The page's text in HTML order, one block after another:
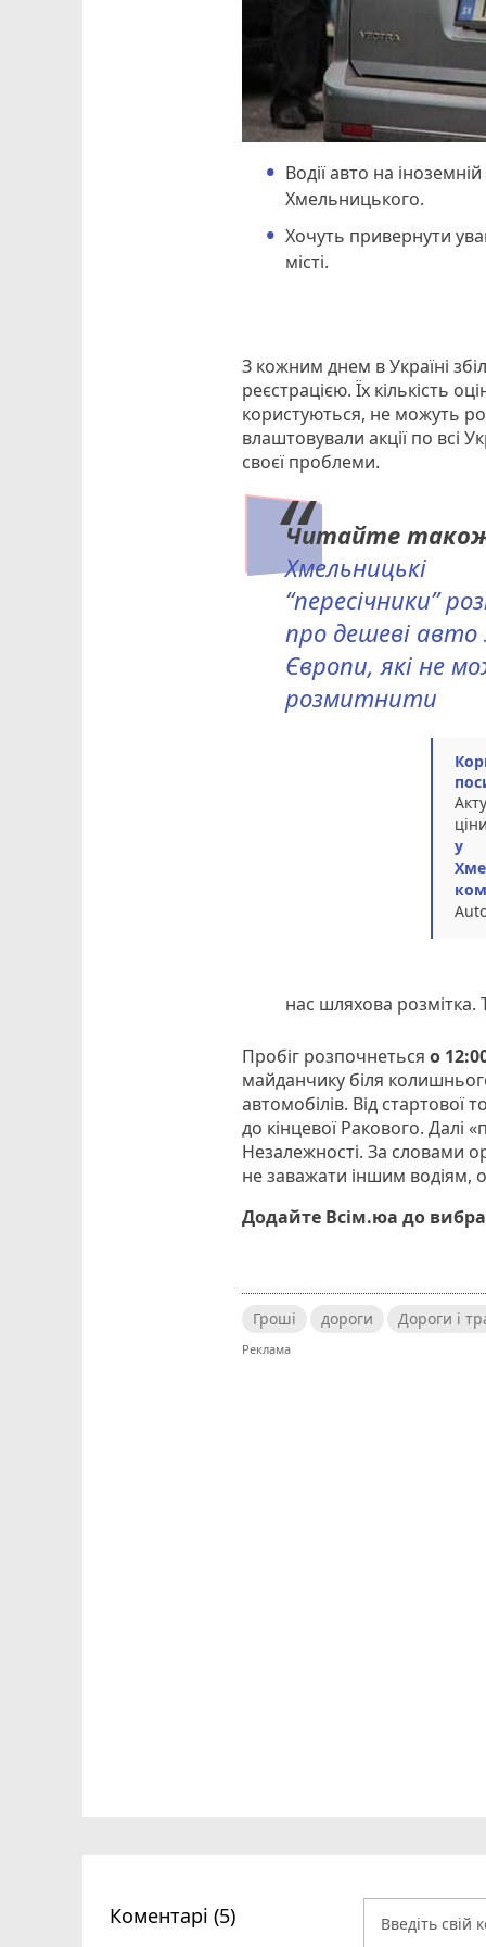
Водії авто на
Хмельницького.
Хочуть привернути
місті.
З кожним днем в Україні
реєстрацією. Їх кількість
користуються, не можуть
влаштовували акції по всі
своєї проблеми.
Читайте
Хмельницькі
“пересічники”
про дешеві авто
Європи, які не
розмитнити
у
нас шляхова розмітка.
Пробіг розпочнетьсяо
майданчику біля
автомобілів. Від стартової
до кінцевої Ракового. Далі
Незалежності. За словами
не заважати іншим водіям,
Додайте Всім.юа до
Гроші дороги Дороги і
Коментарі (5)